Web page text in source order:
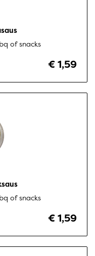
of snacks
€ 1,59
of snacks
€ 1,59